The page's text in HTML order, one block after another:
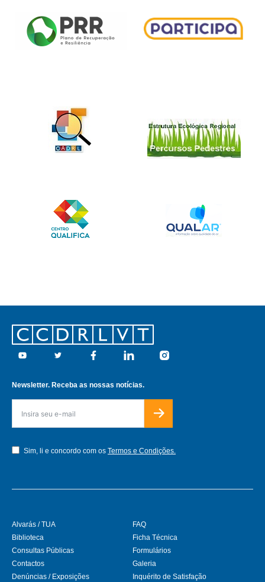
Footer
Youtube Twitter Facebook Linkedin Instagram
Newsletter. Receba as nossas notícias.
Sim, li e concordo com os Termos e Condições.
Alvarás / TUA
Biblioteca
Consultas Públicas
Contactos
Denúncias / Exposições
FAQ
Ficha Técnica
Formulários
Galeria
Inquérito de Satisfação